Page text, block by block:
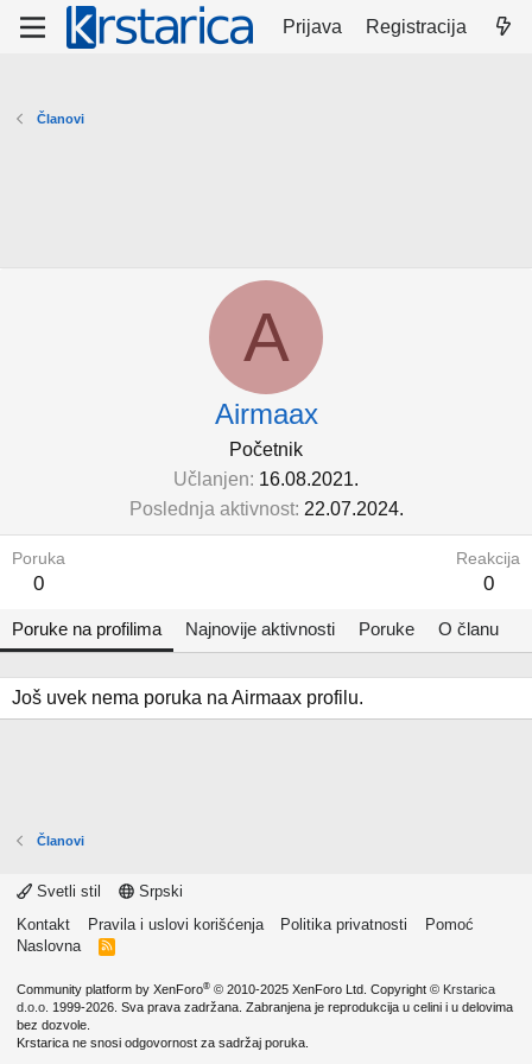
Prijava Registracija
Članovi
A
Airmaax
Početnik
Učlanjen 16.08.2021.
Poslednja aktivnost 22.07.2024.
Poruka
0
Reakcija
0
Poruke na profilima Najnovije aktivnosti Poruke O članu
Još uvek nema poruka na Airmaax profilu.
Članovi
Svetli stil
Srpski
Kontakt
Pravila i uslovi korišćenja Politika privatnosti
Pomoć
Naslovna
R
Community platform by XenForo® © 2010-2025 XenForo Ltd. Copyright © Krstarica
d.o.o. 1999-2026. Sva prava zadržana. Zabranjena je reprodukcija u celini i u delovima
bez dozvole.
Krstarica ne snosi odgovornost za sadržaj poruka.